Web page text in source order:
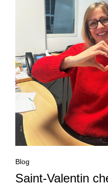
Blog
Saint-Valentin